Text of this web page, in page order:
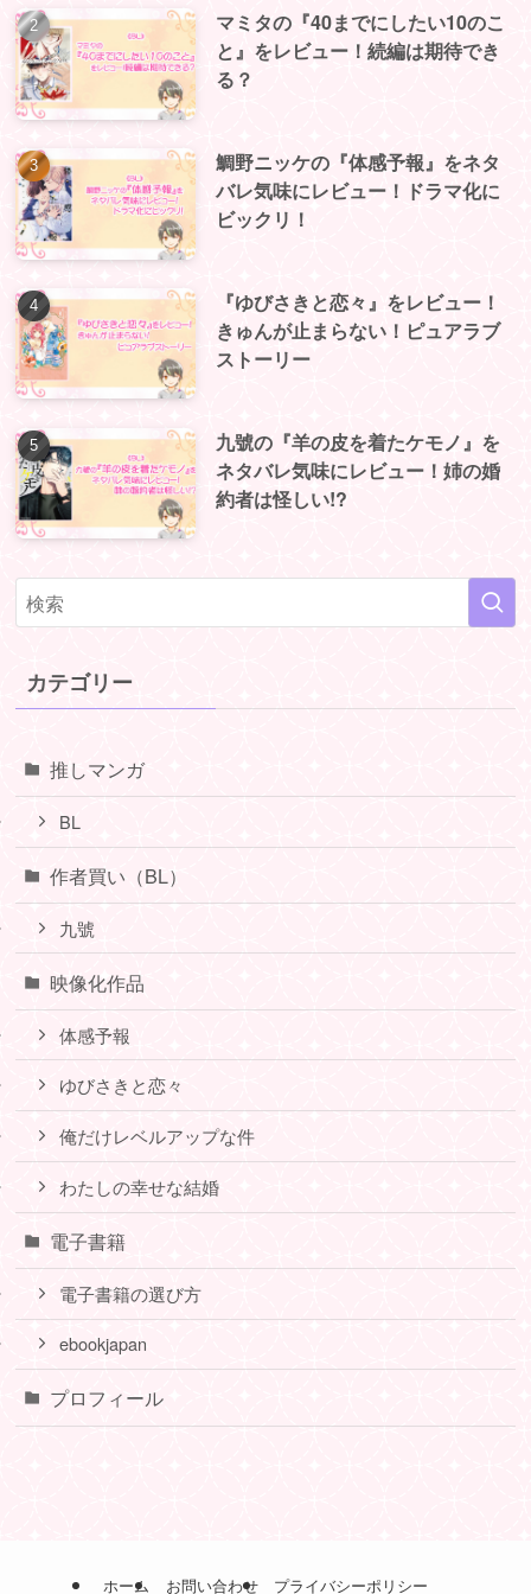
マミタの『40までにしたい10のこ
と』をレビュー！続編は期待でき
る？
鯛野ニッケの『体感予報』をネタ
バレ気味にレビュー！ドラマ化に
ビックリ！
『ゆびさきと恋々』をレビュー！
きゅんが止まらない！ピュアラブ
ストーリー
九號の『羊の皮を着たケモノ』を
ネタバレ気味にレビュー！姉の婚
約者は怪しい!?
カテゴリー
推しマンガ
BL
作者買い（BL）
九號
映像化作品
体感予報
ゆびさきと恋々
俺だけレベルアップな件
わたしの幸せな結婚
電子書籍
電子書籍の選び方
ebookjapan
プロフィール
ホーム お問い合わせ プライバシーポリシー